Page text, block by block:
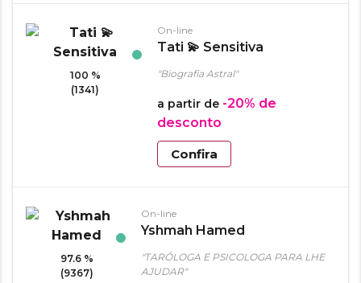
100 %
(1341)
On-line
Tati 💫 Sensitiva
"Biografia Astral"
a partir de -20% de
desconto
Confira
97.6 %
(9367)
On-line
Yshmah Hamed
"TARÓLOGA E PSICOLOGA PARA LHE
AJUDAR"